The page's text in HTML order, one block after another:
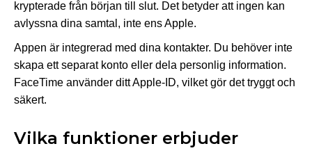
krypterade från början till slut. Det betyder att ingen kan
avlyssna dina samtal, inte ens Apple.
Appen är integrerad med dina kontakter. Du behöver inte
skapa ett separat konto eller dela personlig information.
FaceTime använder ditt Apple-ID, vilket gör det tryggt och
säkert.
Vilka funktioner erbjuder